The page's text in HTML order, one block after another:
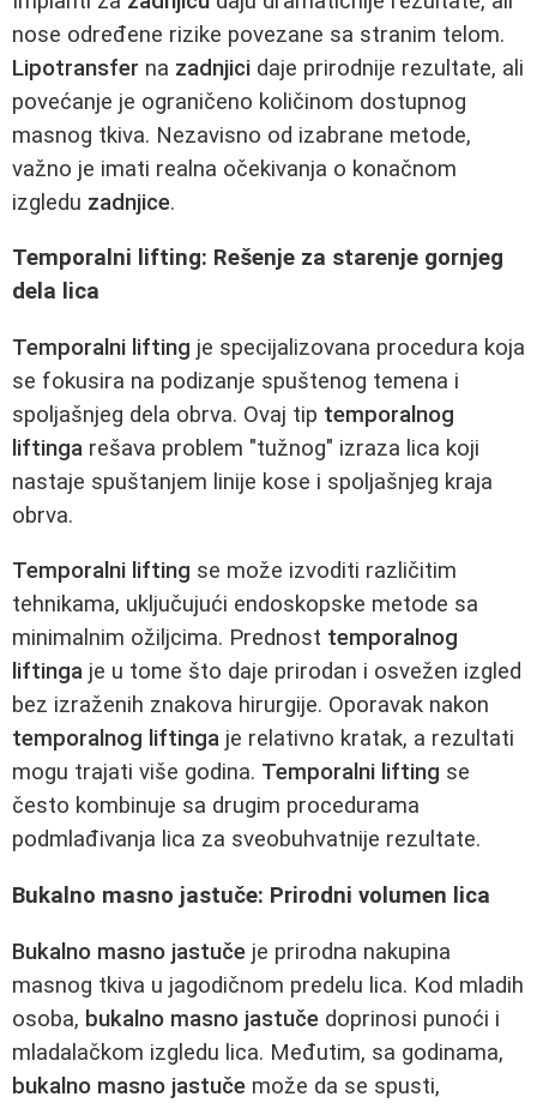
nose određene rizike povezane sa stranim telom.
Lipotransfer na zadnjici daje prirodnije rezultate, ali
povećanje je ograničeno količinom dostupnog
masnog tkiva. Nezavisno od izabrane metode,
važno je imati realna očekivanja o konačnom
izgledu zadnjice.
Temporalni lifting: Rešenje za starenje gornjeg
dela lica
Temporalni lifting je specijalizovana procedura koja
se fokusira na podizanje spuštenog temena i
spoljašnjeg dela obrva. Ovaj tip temporalnog
liftinga rešava problem "tužnog" izraza lica koji
nastaje spuštanjem linije kose i spoljašnjeg kraja
obrva.
Temporalni lifting se može izvoditi različitim
tehnikama, uključujući endoskopske metode sa
minimalnim ožiljcima. Prednost temporalnog
liftinga je u tome što daje prirodan i osvežen izgled
bez izraženih znakova hirurgije. Oporavak nakon
temporalnog liftinga je relativno kratak, a rezultati
mogu trajati više godina. Temporalni lifting se
često kombinuje sa drugim procedurama
podmlađivanja lica za sveobuhvatnije rezultate.
Bukalno masno jastuče: Prirodni volumen lica
Bukalno masno jastuče je prirodna nakupina
masnog tkiva u jagodičnom predelu lica. Kod mladih
osoba, bukalno masno jastuče doprinosi punoći i
mladalačkom izgledu lica. Međutim, sa godinama,
bukalno masno jastuče može da se spusti,